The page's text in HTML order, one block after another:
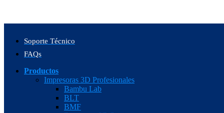
Soporte Técnico
FAQs
Productos
Impresoras 3D Profesionales
Bambu Lab
BLT
BMF